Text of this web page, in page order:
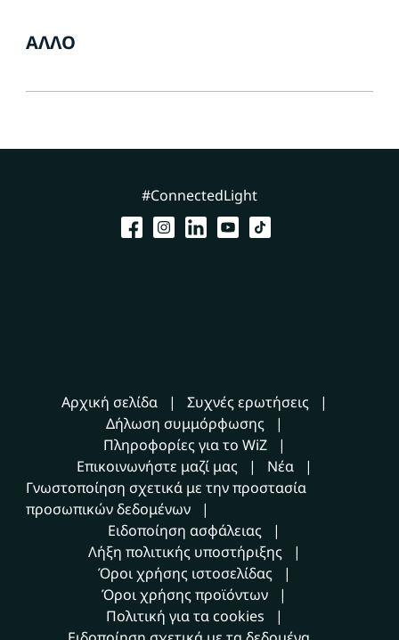
ΆΛΛΟ
#ConnectedLight
Αρχική σελίδα
Συχνές ερωτήσεις
Δήλωση συμμόρφωσης
Πληροφορίες για το WiZ
Επικοινωνήστε μαζί μας
Νέα
Γνωστοποίηση σχετικά με την προστασία
προσωπικών δεδομένων
Ειδοποίηση ασφάλειας
Λήξη πολιτικής υποστήριξης
Όροι χρήσης ιστοσελίδας
Όροι χρήσης προϊόντων
Πολιτική για τα cookies